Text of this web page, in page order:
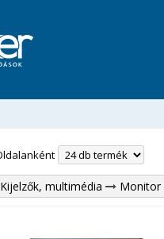
Kijelzők, multimédia Monitor